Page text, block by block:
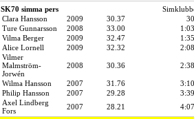
SK70 simma pers
Clara Hansson
2009 30.37
Ture Gunnarsson
2008 33.00
Vilma Berger
2009 32.47
Alice Lornell
2009 32.32
Vilmer
Malmström-
Jorwén
2008 30.36
Wilma Hansson 2007 31.76
Philip Hansson
2007 29.28
Axel Lindberg
Fors
2007 28.21